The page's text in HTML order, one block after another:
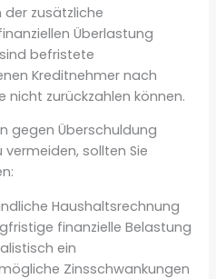
zusätzliche
Überlastung
befristete
Kreditnehmer nach
zurückzahlen können.
gegen Überschuldung
vermeiden, sollten Sie
Haushaltsrechnung
finanzielle Belastung
ein
Zinsschwankungen